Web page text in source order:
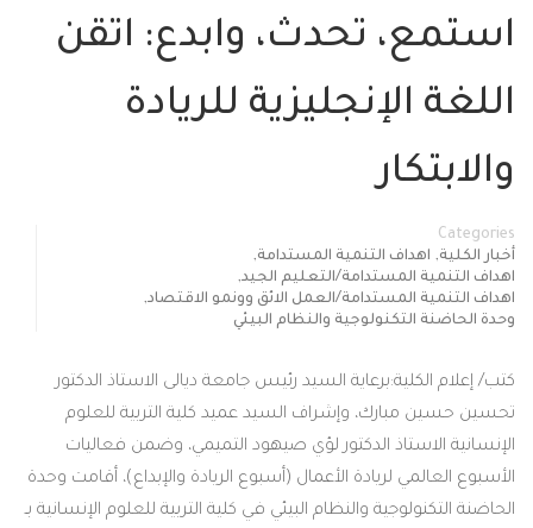
استمع، تحدث، وابدع: اتقن
اللغة الإنجليزية للريادة
والابتكار
Categories
أخبار الكلية, اهداف التنمية المستدامة,
اهداف التنمية المستدامة/التعليم الجيد,
اهداف التنمية المستدامة/العمل الائق وونمو الاقتصاد,
وحدة الحاضنة التكنولوجية والنظام البيئي
كتب/ إعلام الكلية:برعاية السيد رئيس جامعة ديالى الاستاذ الدكتور
تحسين حسين مبارك، وإشراف السيد عميد كلية التربية للعلوم
الإنسانية الاستاذ الدكتور لؤي صيهود التميمي، وضمن فعاليات
الأسبوع العالمي لريادة الأعمال (أسبوع الريادة والإبداع)، أقامت وحدة
الحاضنة التكنولوجية والنظام البيئي في كلية التربية للعلوم الإنسانية بـ